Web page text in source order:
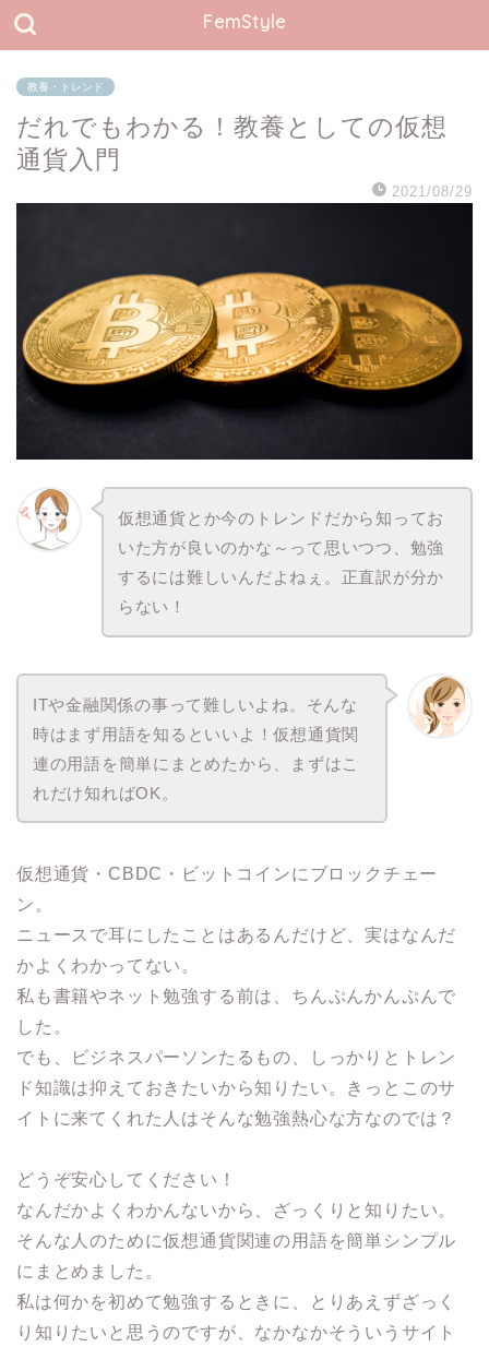
FemStyle
教養・トレンド
だれでもわかる！教養としての仮想
通貨入門
2021/08/29
仮想通貨とか今のトレンドだから知ってお
いた方が良いのかな～って思いつつ、勉強
するには難しいんだよねぇ。正直訳が分か
らない！
ITや金融関係の事って難しいよね。そんな
時はまず用語を知るといいよ！仮想通貨関
連の用語を簡単にまとめたから、まずはこ
れだけ知ればOK。
仮想通貨・CBDC・ビットコインにブロックチェー
ン。
ニュースで耳にしたことはあるんだけど、実はなんだ
かよくわかってない。
私も書籍やネット勉強する前は、ちんぷんかんぷんで
した。
でも、ビジネスパーソンたるもの、しっかりとトレン
ド知識は抑えておきたいから知りたい。きっとこのサ
イトに来てくれた人はそんな勉強熱心な方なのでは？
どうぞ安心してください！
なんだかよくわかんないから、ざっくりと知りたい。
そんな人のために仮想通貨関連の用語を簡単シンプル
にまとめました。
私は何かを初めて勉強するときに、とりあえずざっく
り知りたいと思うのですが、なかなかそういうサイト